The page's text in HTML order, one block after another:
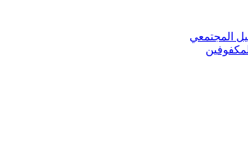
المجتمعي